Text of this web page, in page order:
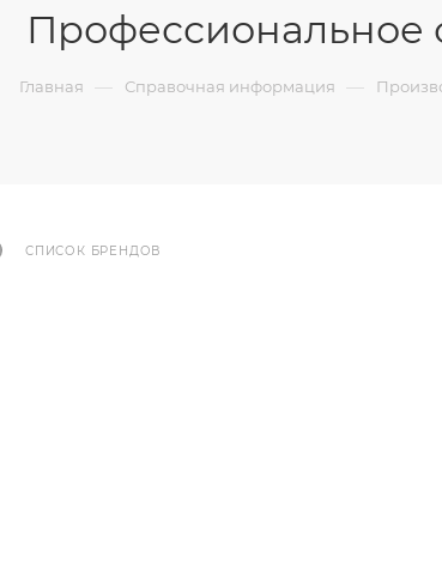
Профессиональное
Главная — Справочная информация —
СПИСОК БРЕНДОВ